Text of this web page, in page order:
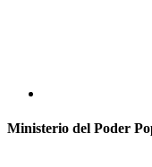
Ministerio del Poder